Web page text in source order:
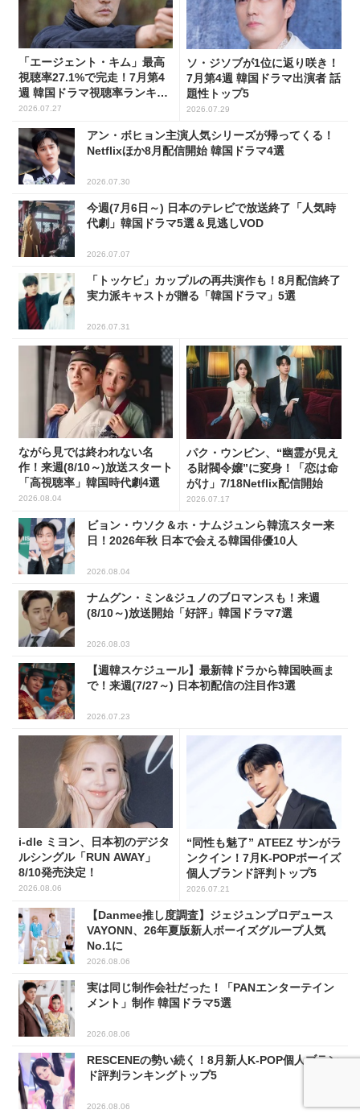
「エージェント・キム」最高
視聴率27.1%で完走！7月第4
週 韓国ドラマ視聴率ランキン
グ
2026.07.27
ソ・ジソブが1位に返り咲き！
7月第4週 韓国ドラマ出演者 話
題性トップ5
2026.07.29
アン・ボヒョン主演人気シリーズが帰ってくる！
Netflixほか8月配信開始 韓国ドラマ4選
2026.07.30
今週(7月6日～) 日本のテレビで放送終了「人気時
代劇」韓国ドラマ5選＆見逃しVOD
2026.07.07
「トッケビ」カップルの再共演作も！8月配信終了
実力派キャストが贈る「韓国ドラマ」5選
2026.07.31
ながら見では終われない名
作！来週(8/10～)放送スタート
「高視聴率」韓国時代劇4選
2026.08.04
パク・ウンビン、“幽霊が見え
る財閥令嬢”に変身！「恋は命
がけ」7/18Netflix配信開始
2026.07.17
ビョン・ウソク＆ホ・ナムジュンら韓流スター来
日！2026年秋 日本で会える韓国俳優10人
2026.08.04
ナムグン・ミン&ジュノのブロマンスも！来週
(8/10～)放送開始「好評」韓国ドラマ7選
2026.08.03
【週韓スケジュール】最新韓ドラから韓国映画ま
で！来週(7/27～) 日本初配信の注目作3選
2026.07.23
i-dle ミヨン、日本初のデジタ
ルシングル「RUN AWAY」
8/10発売決定！
2026.08.06
“同性も魅了” ATEEZ サンがラ
ンクイン！7月K-POPボーイズ
個人ブランド評判トップ5
2026.07.21
【Danmee推し度調査】ジェジュンプロデュース
VAYONN、26年夏版新人ボーイズグループ人気
No.1に
2026.08.06
実は同じ制作会社だった！「PANエンターテイン
メント」制作 韓国ドラマ5選
2026.08.06
RESCENEの勢い続く！8月新人K-POP個人ブラン
ド評判ランキングトップ5
2026.08.06